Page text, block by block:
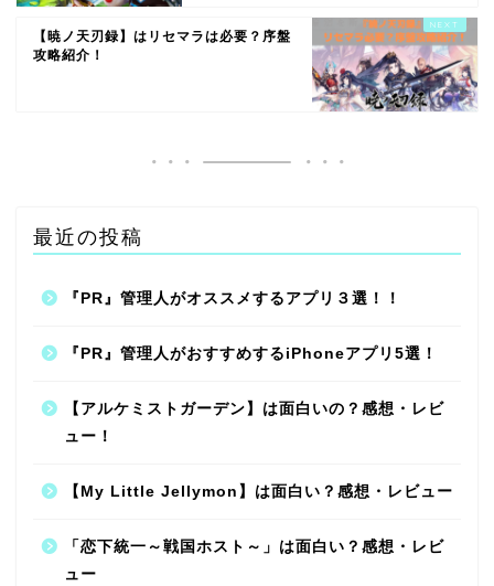
【暁ノ天刃録】はリセマラは必要？序盤
攻略紹介！
最近の投稿
『PR』管理人がオススメするアプリ３選！！
『PR』管理人がおすすめするiPhoneアプリ5選！
【アルケミストガーデン】は面白いの？感想・レビ
ュー！
【My Little Jellymon】は面白い？感想・レビュー
「恋下統一～戦国ホスト～」は面白い？感想・レビ
ュー